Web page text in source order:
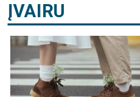
ĮVAIRU